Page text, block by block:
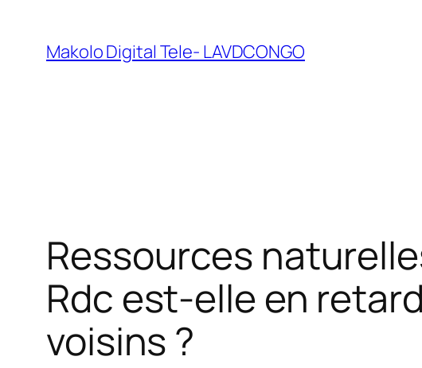
Makolo Digital Tele- LAVDCONGO
Ressources
Rdc est-elle en
voisins ?